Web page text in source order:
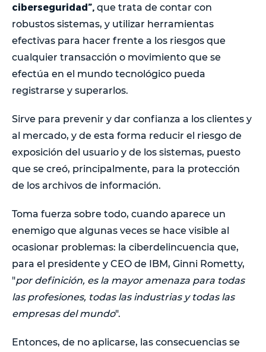
ciberseguridad”, que trata de contar con
robustos sistemas, y utilizar herramientas
efectivas para hacer frente a los riesgos que
cualquier transacción o movimiento que se
efectúa en el mundo tecnológico pueda
registrarse y superarlos.
Sirve para prevenir y dar confianza a los clientes y
al mercado, y de esta forma reducir el riesgo de
exposición del usuario y de los sistemas, puesto
que se creó, principalmente, para la protección
de los archivos de información.
Toma fuerza sobre todo, cuando aparece un
enemigo que algunas veces se hace visible al
ocasionar problemas: la ciberdelincuencia que,
para el presidente y CEO de IBM, Ginni Rometty,
"por definición, es la mayor amenaza para todas
las profesiones, todas las industrias y todas las
empresas del mundo".
Entonces, de no aplicarse, las consecuencias se